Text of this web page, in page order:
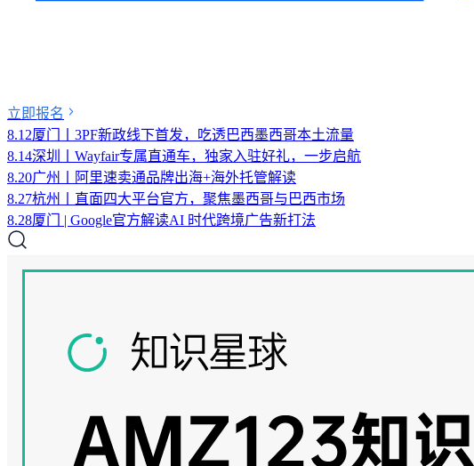
立即报名
8.12厦门丨3PF新政线下首发，吃透巴西墨西哥本土流量
8.14深圳丨Wayfair专属直通车，独家入驻好礼，一步启航
8.20广州丨阿里速卖通品牌出海+海外托管解读
8.27杭州丨直面四大平台官方，聚焦墨西哥与巴西市场
8.28厦门 | Google官方解读AI 时代跨境广告新打法